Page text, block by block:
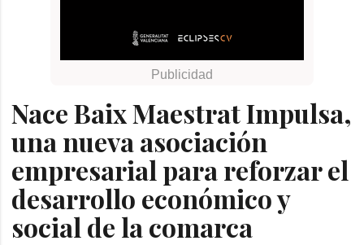
Nace Baix Maestrat Impulsa,
una nueva asociación
empresarial para reforzar el
desarrollo económico y
social de la comarca